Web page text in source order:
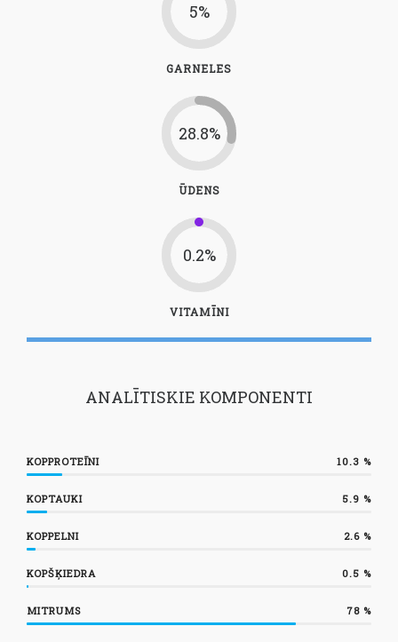
5%
GARNELES
28.8%
ŪDENS
0.2%
VITAMĪNI
ANALĪTISKIE KOMPONENTI
KOPPROTEĪNI 10.3 %
KOPTAUKI 5.9 %
KOPPELNI 2.6 %
KOPŠĶIEDRA 0.5 %
MITRUMS 78 %